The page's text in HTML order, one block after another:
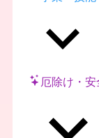
厄除け・安